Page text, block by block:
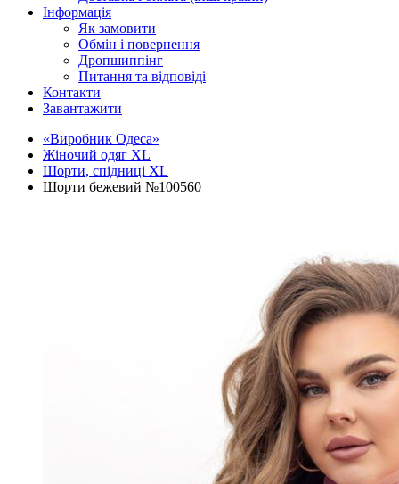
Інформація
Як замовити
Обмін і повернення
Дропшиппінг
Питання та відповіді
Контакти
Завантажити
«Виробник Одеса»
Жіночий одяг XL
Шорти, спідниці XL
Шорти бежевий №100560